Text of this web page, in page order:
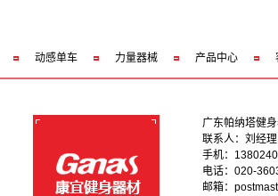
动感单车 力量器械 产品中心
广东帕纳塔健
联系人：刘经理
手机：
电话：020-
邮箱：